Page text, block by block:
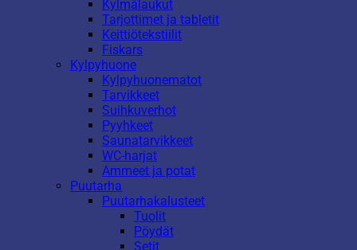
Kylmälaukut
Tarjottimet ja tabletit
Keittiötekstiilit
Fiskars
Kylpyhuone
Kylpyhuonematot
Tarvikkeet
Suihkuverhot
Pyyhkeet
Saunatarvikkeet
WC-harjat
Ammeet ja potat
Puutarha
Puutarhakalusteet
Tuolit
Pöydät
Setit